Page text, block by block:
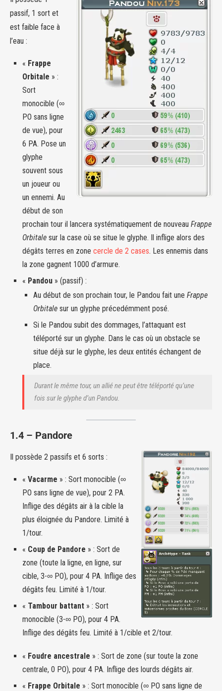
passif, 1 sort et
est faible face à
l’eau :
« Frappe
Orbitale » :
Sort
monocible (∞
PO sans ligne
de vue), pour
6 PA. Pose un
glyphe
souvent sous
un joueur ou
un ennemi. Au
début de son
prochain tour il lancera systématiquement de nouveau Frappe
Orbitale sur la case où se situe le glyphe. Il inflige alors des
dégâts terres en zone cercle de 2 cases. Les ennemis dans
la zone gagnent 1000 d’armure.
« Pandou » (passif) :
Au début de son prochain tour, le Pandou fait une Frappe
Orbitale sur un glyphe précedémment posé.
Si le Pandou subit des dommages, l’attaquant est
téléporté sur un glyphe. Dans le cas où un obstacle se
situe déjà sur le glyphe, les deux entités échangent de
place.
Durant le même tour, un allié ne peut être téléporté qu’une
fois sur le glyphe d’un Pandou.
1.4 – Pandore
Il possède 2 passifs et 6 sorts :
« Vacarme » : Sort monocible (∞
PO sans ligne de vue), pour 2 PA.
Inflige des dégâts air à la cible la
plus éloignée du Pandore. Limité à
1/tour.
« Coup de Pandore » : Sort de
zone (toute la ligne, en ligne, sur
cible, 3-∞ PO), pour 4 PA. Inflige des
dégâts feu. Limité à 1/tour.
« Tambour battant » : Sort
monocible (3-∞ PO), pour 4 PA.
Inflige des dégâts feu. Limité à 1/cible et 2/tour.
« Foudre ancestrale » : Sort de zone (sur toute la zone
centrale, 0 PO), pour 4 PA. Inflige des lourds dégâts air.
« Frappe Orbitale » : Sort monocible (∞ PO sans ligne de